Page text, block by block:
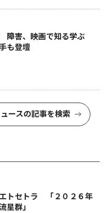
障害、映画で知る学ぶ
も登壇
ースの記事を検索
トセトラ 「２０２６年
星群」